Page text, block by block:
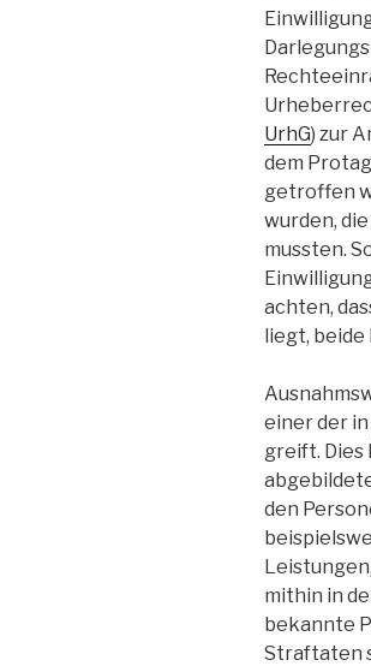
UrhG) zur
dem
getroffen
wurden,
mussten.
achten,
liegt,
einer der in
greift. Dies
den
mithin in
bekannte
Straftaten